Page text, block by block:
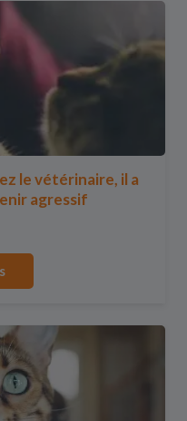
le vétérinaire, il a
agressif